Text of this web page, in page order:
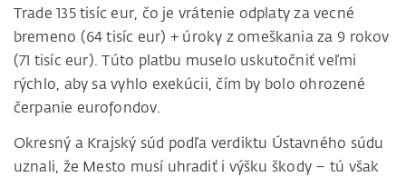
Trade 135 tisíc eur, čo je vrátenie odplaty za vecné
bremeno (64 tisíc eur) + úroky z omeškania za 9 rokov
(71 tisíc eur). Túto platbu muselo uskutočniť veľmi
rýchlo, aby sa vyhlo exekúcii, čím by bolo ohrozené
čerpanie eurofondov.
Okresný a Krajský súd podľa verdiktu Ústavného súdu
uznali, že Mesto musí uhradiť i výšku škody – tú však